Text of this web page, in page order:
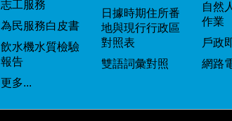
志工服務
為民服務白皮書
飲水機水質檢驗
報告
更多...
日據時期住所番
地與現行行政區
對照表
雙語詞彙對照
自然
作業
戶政
網路